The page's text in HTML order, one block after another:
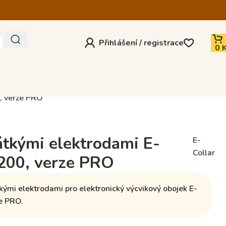
Přihlášení / registrace 0
PRO
elektrodami E-
verze PRO
E-
Collar
elektrodami pro elektronický výcvikový obojek E-
PRO.